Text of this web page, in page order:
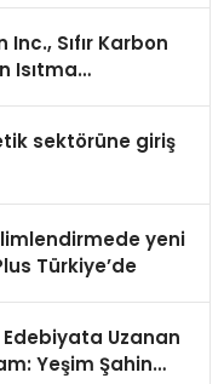
Sıfır Karbon
Isıtma
sektörüne giriş
yeni
Türkiye’de
Uzanan
Yeşim Şahin